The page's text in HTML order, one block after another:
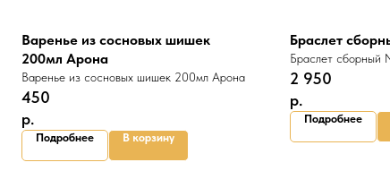
Варенье из сосновых шишек
200мл Арона
Варенье из сосновых шишек 200мл Арона
450
р.
Подробнее В корзину
Браслет
Браслет сборный
2 950
р.
Подробнее